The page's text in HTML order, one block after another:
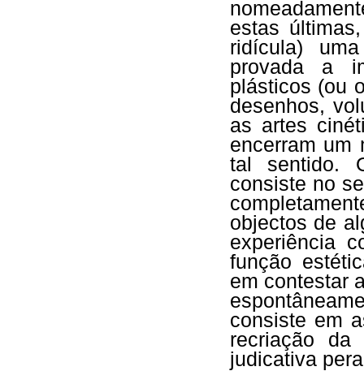
estas
ridícula)
provada a
plásticos (ou
desenhos,
as artes
encerram um
tal sentido.
consiste no
objectos de
experiência
função
em contestar
consiste em
recriação da
judicativa